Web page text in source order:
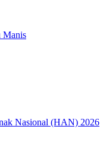
Manis
Nasional (HAN) 2026